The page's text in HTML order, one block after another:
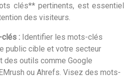
clés** pertinents, est essentiel
des visiteurs.
clés : Identifier les mots-clés
public cible et votre secteur
des outils comme Google
ou Ahrefs. Visez des mots-